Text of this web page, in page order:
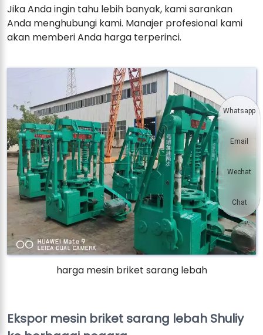
Jika Anda ingin tahu lebih banyak, kami sarankan
Anda menghubungi kami. Manajer profesional kami
akan memberi Anda harga terperinci.
harga mesin briket sarang lebah
Ekspor mesin briket sarang lebah Shuliy
Whatsapp
Email
Wechat
Chat